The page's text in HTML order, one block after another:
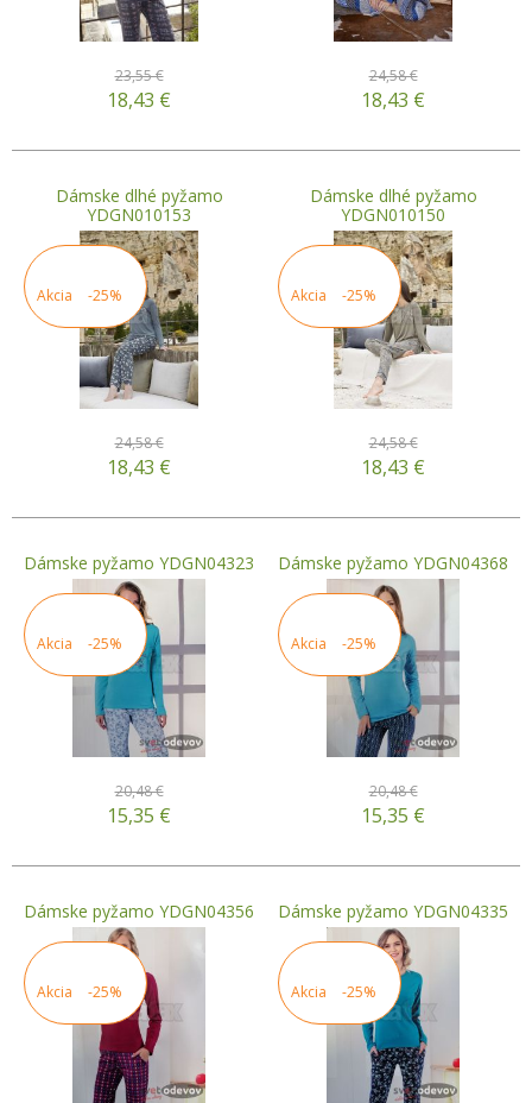
23,55 €
18,43 €
24,58 €
18,43 €
Dámske dlhé pyžamo
YDGN010153
Akcia -25%
24,58 €
18,43 €
Dámske dlhé pyžamo
YDGN010150
Akcia -25%
24,58 €
18,43 €
Dámske pyžamo YDGN04323
Akcia -25%
20,48 €
15,35 €
Dámske pyžamo YDGN04368
Akcia -25%
20,48 €
15,35 €
Dámske pyžamo YDGN04356
Akcia -25%
Dámske pyžamo YDGN04335
Akcia -25%